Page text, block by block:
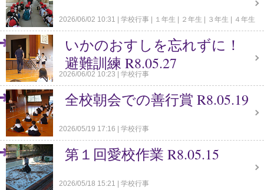
2026/06/02 10:31 学校行事 １年生 ２年生 ３年生 ４年生
いかのおすしを忘れずに！
避難訓練 R8.05.27
2026/06/02 10:23 学校行事
全校朝会での善行賞 R8.05.19
2026/05/19 17:16 学校行事
第１回愛校作業 R8.05.15
2026/05/18 15:21 学校行事